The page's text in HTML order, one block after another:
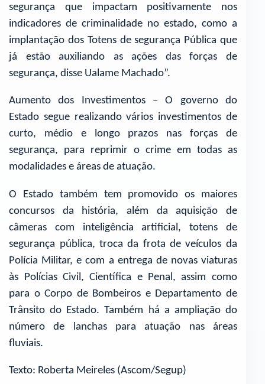
segurança que impactam positivamente nos
indicadores de criminalidade no estado, como a
implantação dos Totens de segurança Pública que
já estão auxiliando as ações das forças de
segurança, disse Ualame Machado”.
Aumento dos Investimentos – O governo do
Estado segue realizando vários investimentos de
curto, médio e longo prazos nas forças de
segurança, para reprimir o crime em todas as
modalidades e áreas de atuação.
O Estado também tem promovido os maiores
concursos da história, além da aquisição de
câmeras com inteligência artificial, totens de
segurança pública, troca da frota de veículos da
Polícia Militar, e com a entrega de novas viaturas
às Polícias Civil, Científica e Penal, assim como
para o Corpo de Bombeiros e Departamento de
Trânsito do Estado. Também há a ampliação do
número de lanchas para atuação nas áreas
fluviais.
Texto: Roberta Meireles (Ascom/Segup)